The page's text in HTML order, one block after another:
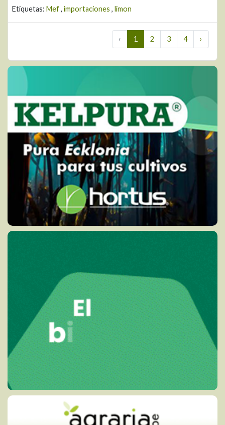
Etiquetas: Mef, importaciones , limon
‹ 1 2 3 4 ›